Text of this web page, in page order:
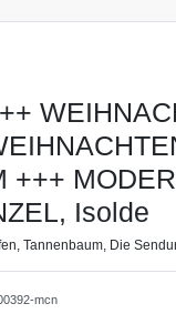
+++
Isolde
Tannenbaum, Die
mcn